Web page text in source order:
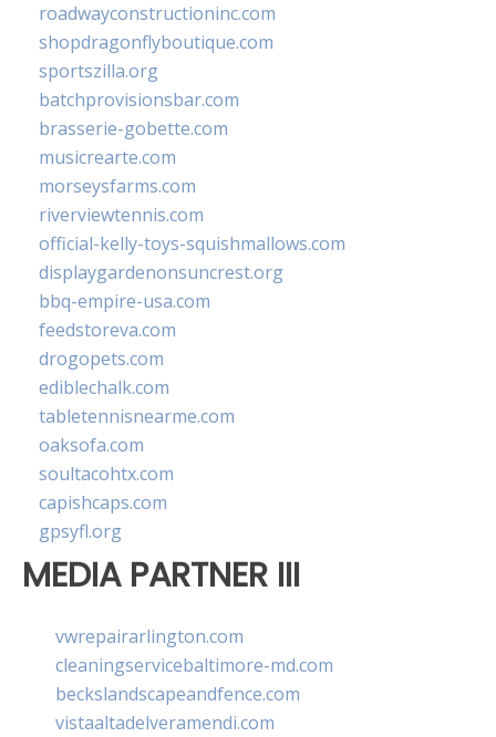
roadwayconstructioninc.com
shopdragonflyboutique.com
sportszilla.org
batchprovisionsbar.com
brasserie-gobette.com
musicrearte.com
morseysfarms.com
riverviewtennis.com
official-kelly-toys-squishmallows.com
displaygardenonsuncrest.org
bbq-empire-usa.com
feedstoreva.com
drogopets.com
ediblechalk.com
tabletennisnearme.com
oaksofa.com
soultacohtx.com
capishcaps.com
gpsyfl.org
MEDIA PARTNER III
vwrepairarlington.com
cleaningservicebaltimore-md.com
beckslandscapeandfence.com
vistaaltadelveramendi.com